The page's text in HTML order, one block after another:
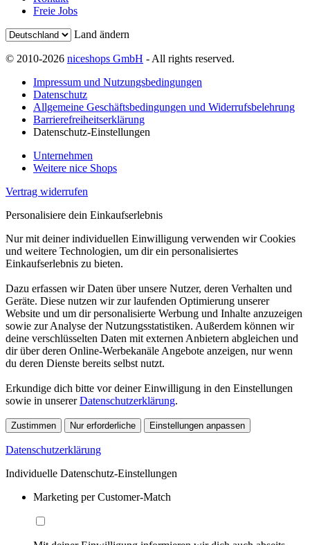
Freie Jobs
Land ändern
© 2010-2026 niceshops GmbH - All rights reserved.
Impressum und Nutzungsbedingungen
Datenschutz
Allgemeine Geschäftsbedingungen und Widerrufsbelehrung
Barrierefreiheitserklärung
Datenschutz-Einstellungen
Unternehmen
Weitere nice Shops
Vertrag widerrufen
Personalisiere dein Einkaufserlebnis
Nur mit deiner individuellen Einwilligung verwenden wir Cookies
und weitere Technologien, um dir ein personalisiertes
Einkaufserlebnis zu bieten.
Dazu erfassen wir Daten über unsere Nutzer, deren Verhalten und
Geräte. Diese nutzen wir zur laufenden Optimierung unserer
Website und um dir personalisierte Werbung und Inhalte anzuzeigen
sowie zur Analyse der Nutzungsstatistiken. Außerdem können wir
deine verschlüsselten Daten mit externen Anbietern abgleichen und
dir über deren Online-Werbekanäle Angebote anzeigen, nur wenn
du deren Dienste bereits selbst nutzt.
Erkundige dich bitte vor deiner Einwilligung in den Einstellungen
sowie in unsererDatenschutzerklärung.
Zustimmen Nur erforderliche Einstellungen anpassen
Datenschutzerklärung
Individuelle Datenschutz-Einstellungen
Marketing per Customer-Match